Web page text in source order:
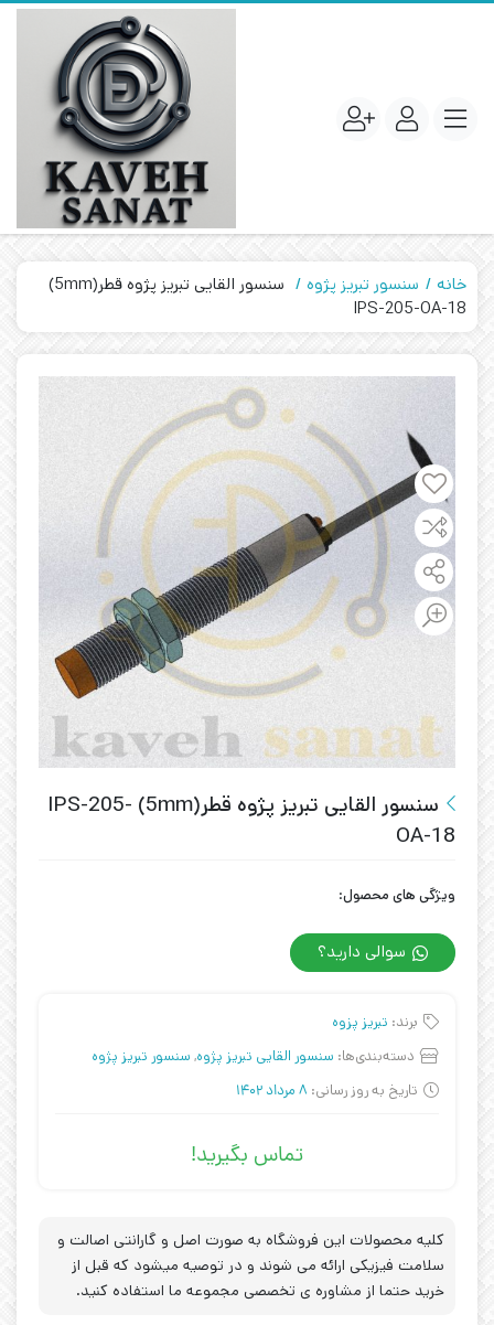
خانه سنسور تبریز پژوه
سنسور القایی تبریز پژوه قطر(5mm)
IPS-205-OA-18
سنسور القایی تبریز پژوه قطر(5mm) IPS-205-
OA-18
ویژگی های محصول:
سوالی دارید؟
برند: تبریز پزوه
دسته‌بندی‌ها: سنسور القایی تبریز پژوه, سنسور تبریز پژوه
تاریخ به روز رسانی: 8 مرداد 1402
تماس بگیرید!
کلیه محصولات این فروشگاه به صورت اصل و گارانتی اصالت و
سلامت فیزیکی ارائه می شوند و در توصیه میشود که قبل از
خرید حتما از مشاوره ی تخصصی مجموعه ما استفاده کنید.